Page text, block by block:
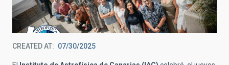
CREATED AT 07/30/2025